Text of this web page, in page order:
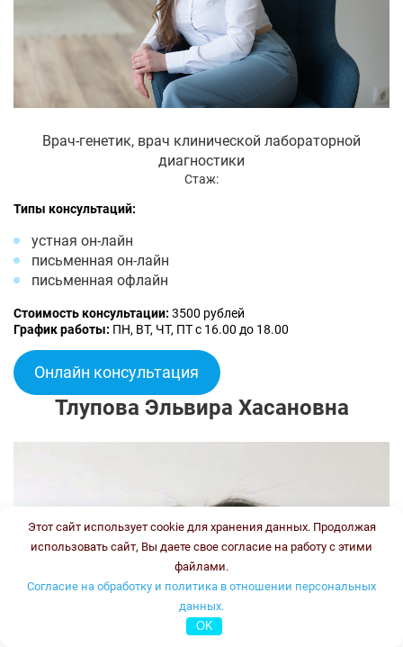
Врач-генетик, врач клинической лабораторной
диагностики
Стаж:
Типы консультаций:
устная он-лайн
письменная он-лайн
письменная офлайн
Стоимость консультации: 3500 рублей
График работы: ПН, ВТ, ЧТ, ПТ с 16.00 до 18.00
Онлайн консультация
Тлупова Эльвира Хасановна
Этот сайт использует cookie для хранения данных. Продолжая
использовать сайт, Вы даете свое согласие на работу с этими
файлами.
Согласие на обработку и политика в отношении персональных
данных.
OK